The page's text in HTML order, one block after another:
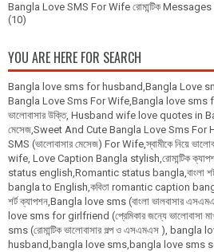
Bangla Love SMS For Wife রোমান্টিক
(10)
YOU ARE HERE FOR SEARCH
Bangla love sms for husband,Bangla Love
Bangla Love Sms For Wife,Bangla love sms for
ভালোবাসার উক্তি, Husband wife love quotes in
মেসেজ,Sweet And Cute Bangla Love Sms For
SMS (ভালোবাসার মেসেজ) For Wife,স্বামীকে নিয়ে
wife, Love Caption Bangla stylish,রোমান্টিক
status english,Romantic status bangla,বাংলা শর্ট
bangla to English,কবিতা romantic caption
শর্ট ক্যাপশন,Bangla love sms (বাংলা ভালবাসার
love sms for girlfriend (প্রেমিকার জন্যে
sms (রোমান্টিক ভালোবাসার গল্প ও এসএমএস ),
husband,bangla love sms,bangla love sms